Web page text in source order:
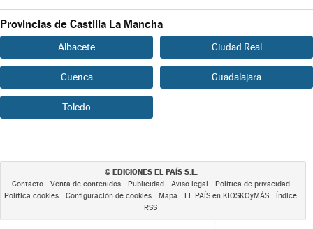
Provincias de Castilla La Mancha
Albacete Ciudad Real
Cuenca Guadalajara
Toledo
© EDICIONES EL PAÍS S.L.
Contacto Venta de contenidos Publicidad Aviso legal
Política de privacidad
Política cookies
Configuración de cookies Mapa EL PAÍS en KIOSKOyMÁS
Índice
RSS